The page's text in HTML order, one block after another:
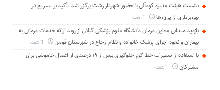
نشست هیئت مدیره کودآلی با حضور شهردار رشت برگزار شد تأکید بر تسریع در
بهره‌برداری از پروژه‌ها
1 هفته
بازدید میدانی معاون درمان دانشگاه علوم پزشکی گیلان از روند ارائه خدمات درمانی به
بیماران و نحوه اجرای پزشک خانواده و نظام ارجاع در شهرستان فومن
1 هفته
با استفاده از تعمیرات خط گرم جلوگیری بیش از ۱۹ درصدی از اعمال خاموشی برای
مشتركان
1 هفته